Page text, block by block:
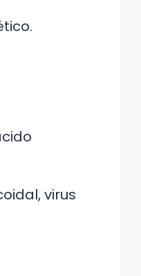
virus